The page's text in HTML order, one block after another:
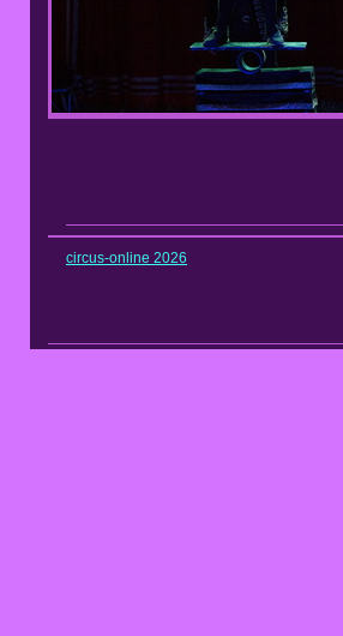
circus-online 2026